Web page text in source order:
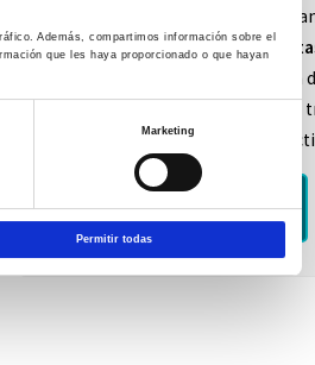
Además, compartimos información sobre el
que les haya proporcionado o que hayan
Marketing
Permitir todas
Las titulaciones de la rama
actualmentelas que menos
presentan, así como una gran
aprendizaje más
Infórmate